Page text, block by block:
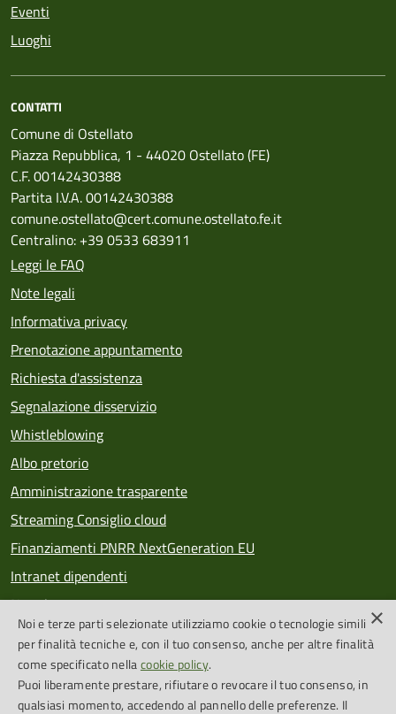
Eventi
Luoghi
CONTATTI
Comune di Ostellato
Piazza Repubblica, 1 - 44020 Ostellato (FE)
C.F. 00142430388
Partita I.V.A. 00142430388
comune.ostellato@cert.comune.ostellato.fe.it
Centralino: +39 0533 683911
Leggi le FAQ
Note legali
Informativa privacy
Prenotazione appuntamento
Richiesta d'assistenza
Segnalazione disservizio
Whistleblowing
Albo pretorio
Amministrazione trasparente
Streaming Consiglio cloud
Finanziamenti PNRR NextGeneration EU
Intranet dipendenti
Newsletter
PagoPA
SEGUICI SU
×
Noi e terze parti selezionate utilizziamo cookie o tecnologie simili
per finalità tecniche e, con il tuo consenso, anche per altre finalità
come specificato nellacookie policy.
Puoi liberamente prestare, rifiutare o revocare il tuo consenso, in
qualsiasi momento, accedendo al pannello delle preferenze. Il